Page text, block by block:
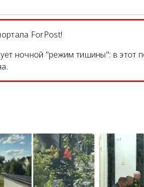
ForPost!
ночной "режим тишины": в этот